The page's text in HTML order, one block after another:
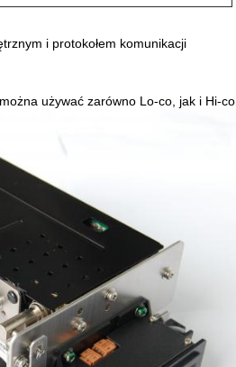
i protokołem komunikacji
używać zarówno Lo-co, jak i Hi-co.